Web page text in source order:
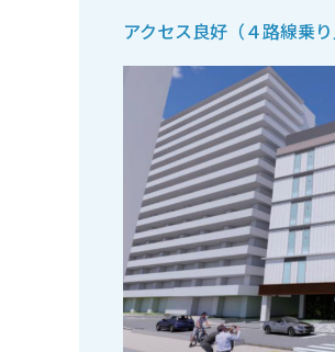
アクセス良好（４路線乗